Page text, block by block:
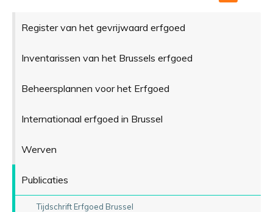
Register van het gevrijwaard erfgoed
Inventarissen van het Brussels erfgoed
Beheersplannen voor het Erfgoed
Internationaal erfgoed in Brussel
Werven
Publicaties
Tijdschrift Erfgoed Brussel